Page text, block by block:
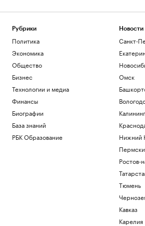
Рубрики
Политика
Экономика
Общество
Бизнес
Технологии и медиа
Финансы
Биографии
База знаний
РБК Образование
Новости
Санкт-
Омск
Нижний
Ростов-
Тюмень
Кавказ
Карелия